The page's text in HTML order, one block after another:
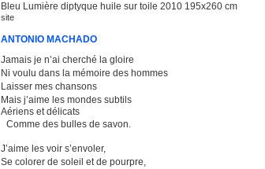
Bleu Lumière diptyque huile sur toile 2010 195x260 cm
site
ANTONIO MACHADO
Jamais je n’ai cherché la gloire
Ni voulu dans la mémoire des hommes
Laisser mes chansons
Mais j’aime les mondes subtils
Aériens et délicats
Comme des bulles de savon.
J’aime les voir s’envoler,
Se colorer de soleil et de pourpre,